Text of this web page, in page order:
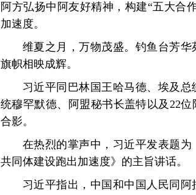
阿方弘扬中阿友好精神，构建“五大合
加速度。
维夏之月，万物茂盛。钓鱼台芳
旗帜相映成辉。
习近平同巴林国王哈马德、埃及
统穆罕默德、阿盟秘书长盖特以及22
合影。
在热烈的掌声中，习近平发表题
共同体建设跑出加速度》的主旨讲话。
习近平指出，中国和中国人民同